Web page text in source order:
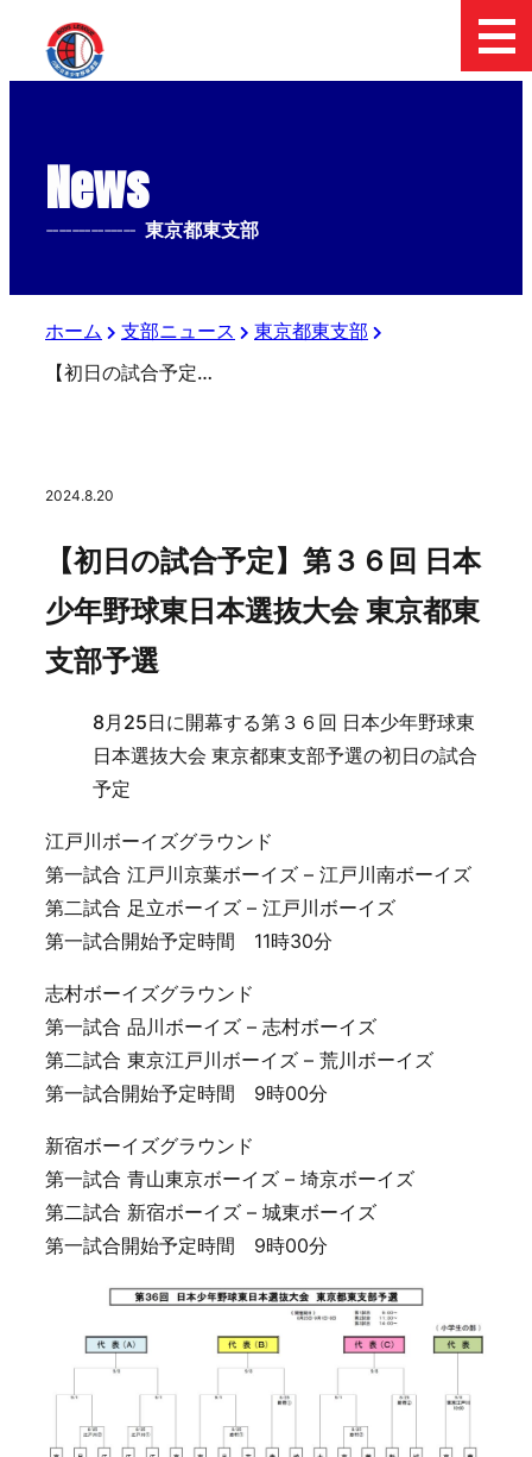
News
-------------- 東京都東支部
ホーム 支部ニュース
東京都東支部
【初日の試合予定】第３６回 日本少年野球東日本選抜大会 東京都東支部予選
2024.8.20
【初日の試合予定】第３６回 日本
少年野球東日本選抜大会 東京都東
支部予選
8月25日に開幕する第３６回 日本少年野球東
日本選抜大会 東京都東支部予選の初日の試合
予定
江戸川ボーイズグラウンド
第一試合 江戸川京葉ボーイズ – 江戸川南ボーイズ
第二試合 足立ボーイズ – 江戸川ボーイズ
第一試合開始予定時間 11時30分
志村ボーイズグラウンド
第一試合 品川ボーイズ – 志村ボーイズ
第二試合 東京江戸川ボーイズ – 荒川ボーイズ
第一試合開始予定時間 9時00分
新宿ボーイズグラウンド
第一試合 青山東京ボーイズ – 埼京ボーイズ
第二試合 新宿ボーイズ – 城東ボーイズ
第一試合開始予定時間 9時00分